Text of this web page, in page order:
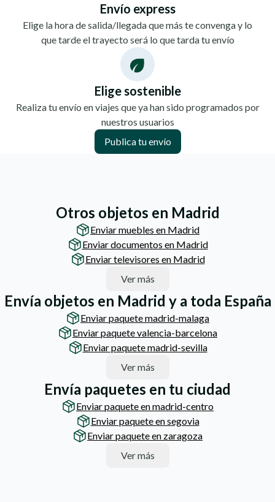
Envío express
Elige la hora de salida/llegada que más te convenga y lo
que tarde el trayecto será lo que tarda tu envío
Elige sostenible
Realiza tu envío en viajes que ya han sido programados por
nuestros usuarios
Publica tu envío
Otros objetos en Madrid
Enviar muebles en Madrid
Enviar documentos en Madrid
Enviar televisores en Madrid
Ver más
Envía objetos en Madrid y a toda España
Enviar paquete madrid-malaga
Enviar paquete valencia-barcelona
Enviar paquete madrid-sevilla
Ver más
Envía paquetes en tu ciudad
Enviar paquete en madrid-centro
Enviar paquete en segovia
Enviar paquete en zaragoza
Ver más